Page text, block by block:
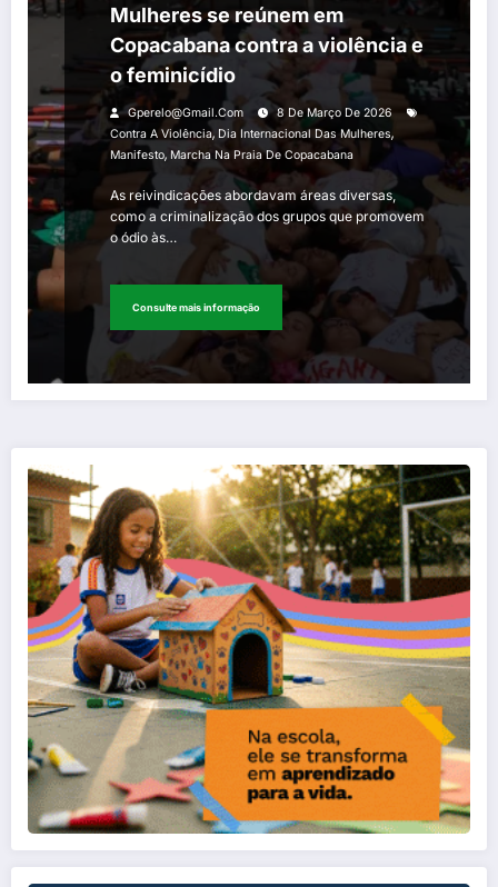
Mulheres se reúnem em
Copacabana contra a violência e
o feminicídio
Gperelo@gmail.com
8 De Março De 2026
Contra A Violência, Dia Internacional Das Mulheres,
Manifesto, Marcha Na Praia De Copacabana
As reivindicações abordavam áreas diversas,
como a criminalização dos grupos que promovem
o ódio às…
Consulte mais informação